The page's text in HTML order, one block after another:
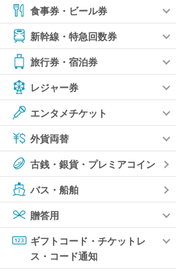
食事券・ビール券
新幹線・特急回数券
旅行券・宿泊券
レジャー券
エンタメチケット
外貨両替
古銭・銀貨・プレミアコイン
バス・船舶
贈答用
ギフトコード・チケットレ
ス・コード通知